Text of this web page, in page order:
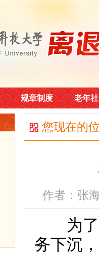
规章制度 老年
您现在的
作者：张
为了
务下沉